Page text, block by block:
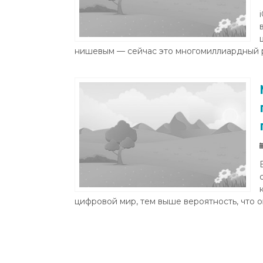
нишевым — сейчас это многомиллиардный
цифровой мир, тем выше вероятность, что
Umrah
Reguler